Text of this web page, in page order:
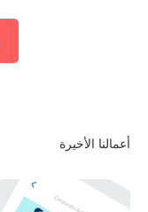
أعمالنا الأخيرة